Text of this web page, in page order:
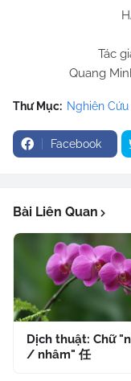
Tác
Quang
Thư Mục: Nghiên
Facebook
Bài Liên Quan
Dịch thuật: Chữ
/ nhâm" 任